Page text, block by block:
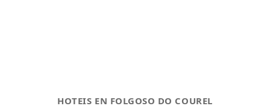
HOTEIS EN FOLGOSO DO COUREL